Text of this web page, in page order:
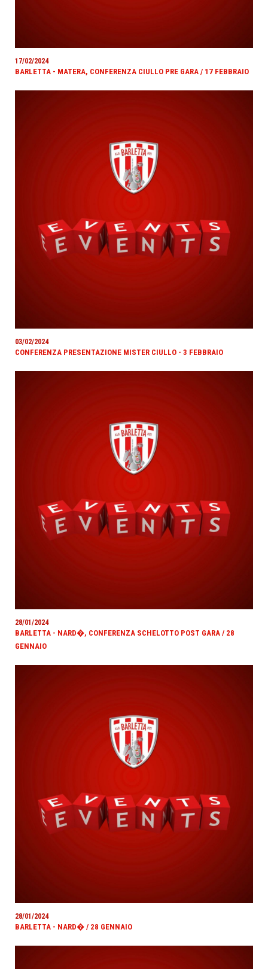
17/02/2024
BARLETTA - MATERA, CONFERENZA CIULLO PRE GARA / 17 FEBBRAIO
03/02/2024
CONFERENZA PRESENTAZIONE MISTER CIULLO - 3 FEBBRAIO
28/01/2024
BARLETTA - NARD�, CONFERENZA SCHELOTTO POST GARA / 28
GENNAIO
28/01/2024
BARLETTA - NARD� / 28 GENNAIO